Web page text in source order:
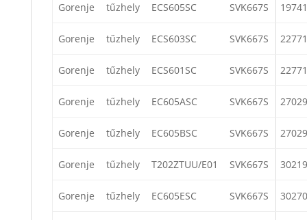
Gorenje tűzhely ECS605SC SVK667S
Gorenje tűzhely ECS603SC SVK667S
Gorenje tűzhely ECS601SC SVK667S
Gorenje tűzhely EC605ASC SVK667S
Gorenje tűzhely EC605BSC SVK667S
Gorenje tűzhely T202ZTUU/E01 SVK667S
Gorenje tűzhely EC605ESC SVK667S